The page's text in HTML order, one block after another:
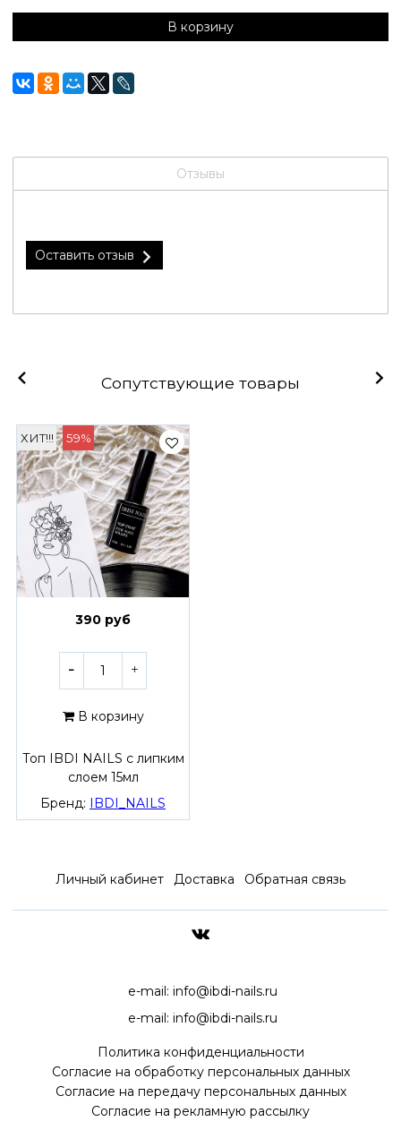
В корзину
Отзывы
Оставить отзыв
Сопутствующие товары
ХИТ!!! 59%
390 руб
В корзину
Топ IBDI NAILS с липким
слоем 15мл
Бренд: IBDI_NAILS
Личный кабинет Доставка Обратная связь
e-mail: info@ibdi-nails.ru
e-mail: info@ibdi-nails.ru
Политика конфиденциальности
Согласие на обработку персональных данных
Согласие на передачу персональных данных
Согласие на рекламную рассылку